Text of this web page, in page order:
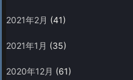
2021年2月 (41)
2021年1月 (35)
2020年12月 (61)